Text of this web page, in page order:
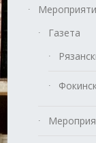
Газета